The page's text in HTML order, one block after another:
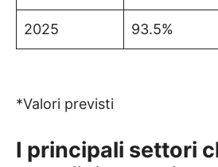
2025 93.5%
*Valori previsti
I principali settori